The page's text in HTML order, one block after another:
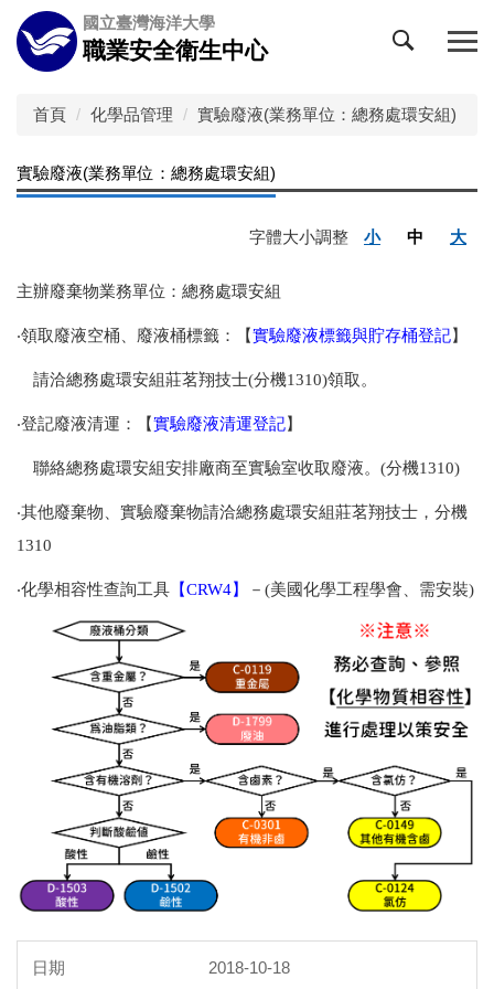
跳
到
主
區
國立臺灣海洋大學
職業安全衛生中心
首頁 化學品管理 實驗廢液(業務單位：總務處環安組)
實驗廢液(業務單位：總務處環安組)
字體大小調整 小 中 大
主辦廢棄物業務單位：總務處環安組
‧領取廢液空桶、廢液桶標籤：【實驗廢液標籤與貯存桶登記】
請洽總務處環安組莊茗翔技士(分機1310)領取。
‧登記廢液清運：【實驗廢液清運登記】
聯絡總務處環安組安排廠商至實驗室收取廢液。(分機1310)
‧其他廢棄物、實驗廢棄物請洽總務處環安組莊茗翔技士，分機
1310
‧化學相容性查詢工具 【CRW4】 －(美國化學工程學會、需安裝)
2018-10-18